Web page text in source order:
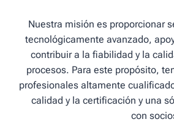
Nuestra misión es proporcionar
tecnológicamente avanzado,
contribuir a la fiabilidad y la
procesos. Para este propósito,
profesionales altamente
calidad y la certificación y una
con